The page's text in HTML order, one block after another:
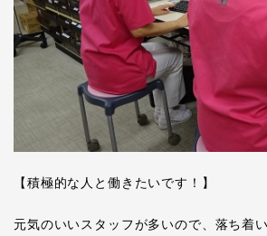
【積極的な人と働きたいです！】
元気のいいスタッフが多いので、落ち着